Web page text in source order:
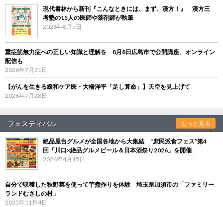
現代書林から新刊『こんなときには、まず、漢方！』 漢方三
考塾の15人の医師や薬剤師が執筆
2026年8月5日
重症筋無力症への正しい知識と理解を 8月8日広島市で公開講座、オンライン
配信も
2026年7月31日
【がんを生きる緩和ケア医・大橋洋平「足し算命」】天空を見上げて
2026年7月28日
フェスティバル もっと見る
絶品屋台グルメが全国各地から大集結 “庶民派食フェス”第4
回「川口×絶品グルメビール＆日本酒祭り2026」を開催
2026年4月15日
自分で収穫した秋野菜を使って芋煮作りを体験 埼玉県加須市の「ファミリー
ランドむさしの村」
2025年11月4日